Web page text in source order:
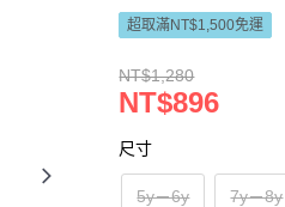
超取滿NT$1,500免運
NT$1,280
NT$896
尺寸
5y－6y 7y－8y